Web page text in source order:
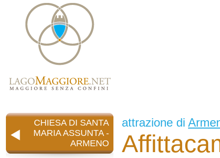
CHIESA DI SANTA
MARIA ASSUNTA -
ARMENO
attrazione di